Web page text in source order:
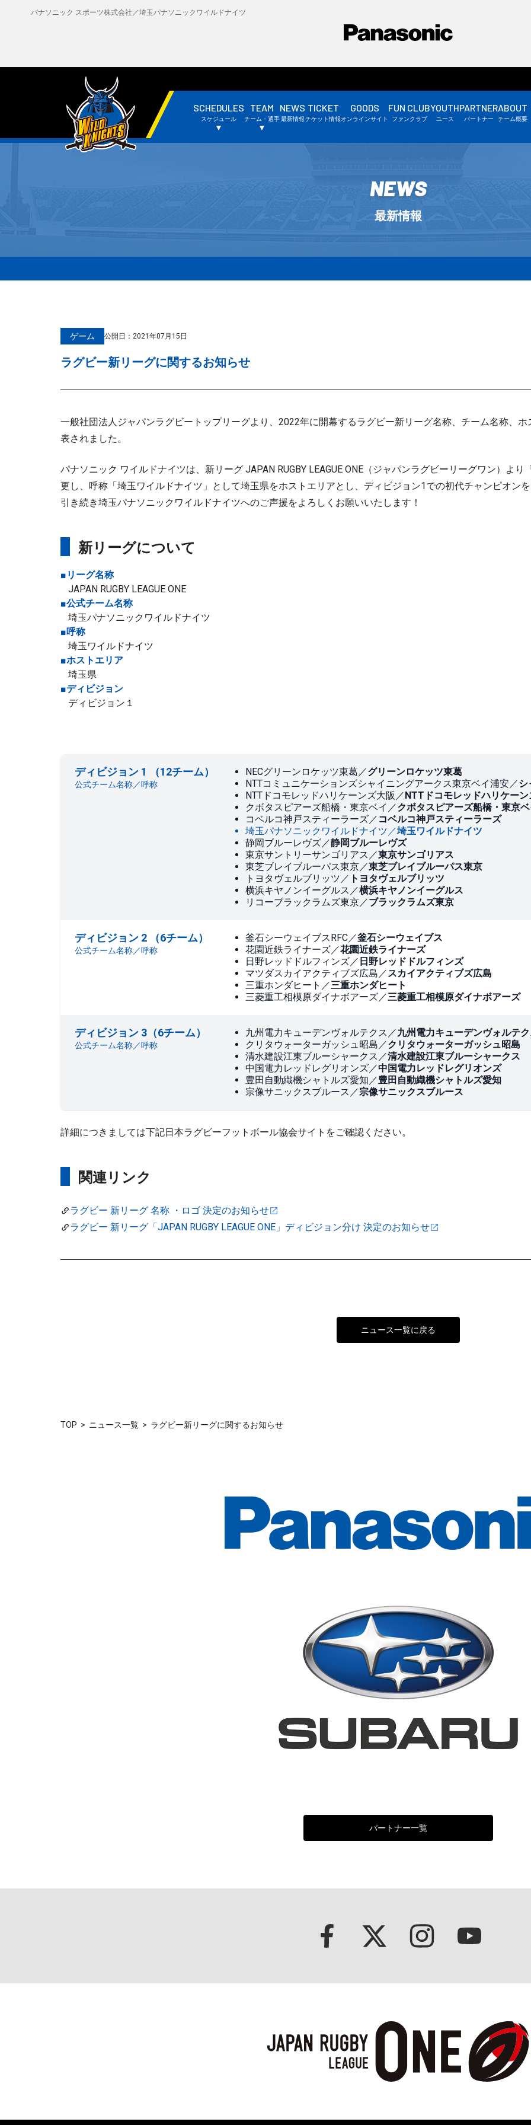
パナソニック スポーツ株式会社／埼玉パナソニックワイルドナイツ
SCHEDULES
スケジュール
▼
TEAM
チーム・選手
▼
NEWS
最新情報
TICKET
チケット情報
GOODS
オンラインサイト
FUN CLUB
ファンクラブ
YOUTH
ユース
PARTNER
パートナー
ABOUT
チーム概要
・試合日程・結果
・チームスケジュール
・選手情報
・スタッフ情報
NEWS
最新情報
ゲーム 公開日： 2021年07月15日
ラグビー新リーグに関するお知らせ
一般社団法人ジャパンラグビートップリーグより、2022年に開幕するラグビー新リーグ名称、チーム名称、
表されました。
パナソニック ワイルドナイツは、新リーグ JAPAN RUGBY LEAGUE ONE（ジャパンラグビーリーグワン）よ
更し、呼称「埼玉ワイルドナイツ」として埼玉県をホストエリアとし、ディビジョン1での初代チャンピオン
引き続き埼玉パナソニックワイルドナイツへのご声援をよろしくお願いいたします！
新リーグについて
■リーグ名称
JAPAN RUGBY LEAGUE ONE
■公式チーム名称
埼玉パナソニックワイルドナイツ
■呼称
埼玉ワイルドナイツ
■ホストエリア
埼玉県
■ディビジョン
ディビジョン１
ディビジョン 1 （12チーム）
公式チーム名称／呼称
NECグリーンロケッツ東葛／グリーンロケッツ東葛
NTTコミュニケーションズシャイニングアークス東京ベイ浦安／シ
NTTドコモレッドハリケーンズ大阪／NTTドコモレッドハリケーン
クボタスピアーズ船橋・東京ベイ／クボタスピアーズ船橋・東京
コベルコ神戸スティーラーズ／ コベルコ神戸スティーラーズ
埼玉パナソニックワイルドナイツ／埼玉ワイルドナイツ
静岡ブルーレヴズ／静岡ブルーレヴズ
東京サントリーサンゴリアス／東京サンゴリアス
東芝ブレイブルーパス東京／東芝ブレイブルーパス東京
トヨタヴェルブリッツ／ トヨタヴェルブリッツ
横浜キヤノンイーグルス／横浜キヤノンイーグルス
リコーブラックラムズ東京／ブラックラムズ東京
ディビジョン 2 （6チーム）
公式チーム名称／呼称
釜石シーウェイブスRFC／釜石シーウェイブス
花園近鉄ライナーズ／花園近鉄ライナーズ
日野レッドドルフィンズ／ 日野レッドドルフィンズ
マツダスカイアクティブズ広島／ スカイアクティブズ広島
三重ホンダヒート／三重ホンダヒート
三菱重工相模原ダイナボアーズ／三菱重工相模原ダイナボアーズ
ディビジョン 3（6チーム）
公式チーム名称／呼称
九州電力キューデンヴォルテクス／九州電力キューデンヴォルテ
クリタウォーターガッシュ昭島／クリタウォーターガッシュ昭島
清水建設江東ブルーシャークス／清水建設江東ブルーシャークス
中国電力レッドレグリオンズ／中国電力レッドレグリオンズ
豊田自動織機シャトルズ愛知／豊田自動織機シャトルズ愛知
宗像サニックスブルース／宗像サニックスブルース
詳細につきましては下記日本ラグビーフットボール協会サイトをご確認ください。
関連リンク
ラグビー 新リーグ 名称 ・ロゴ 決定のお知らせ
ラグビー 新リーグ「JAPAN RUGBY LEAGUE ONE」ディビジョン分け 決定のお知らせ
ニュース一覧に戻る
TOP ニュース一覧 ラグビー新リーグに関するお知らせ
パートナー一覧